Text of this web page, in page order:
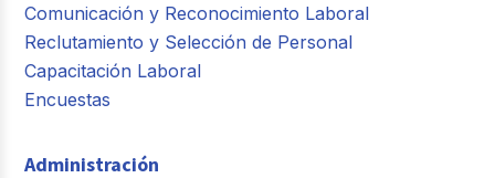
Comunicación y Reconocimiento Laboral
Reclutamiento y Selección de Personal
Capacitación Laboral
Encuestas
Administración